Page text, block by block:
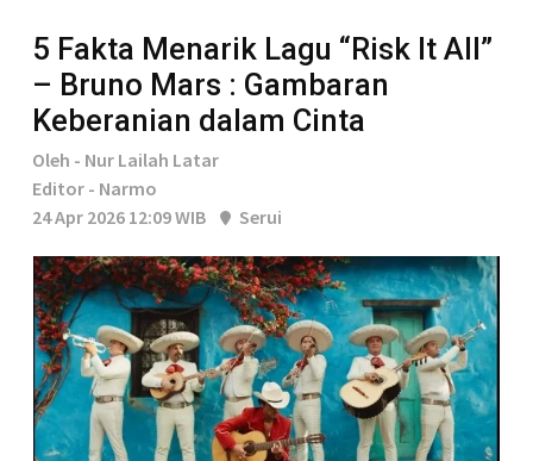
5 Fakta Menarik Lagu “Risk It All”
– Bruno Mars : Gambaran
Keberanian dalam Cinta
Oleh - Nur Lailah Latar
Editor - Narmo
24 Apr 2026 12:09 WIB
Serui